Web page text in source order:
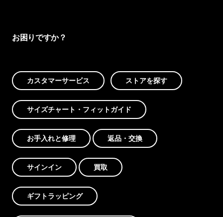
お困りですか？
カスタマーサービス ストアを探す
サイズチャート・フィットガイド
お手入れと修理 返品・交換
サインイン 買取
ギフトラッピング